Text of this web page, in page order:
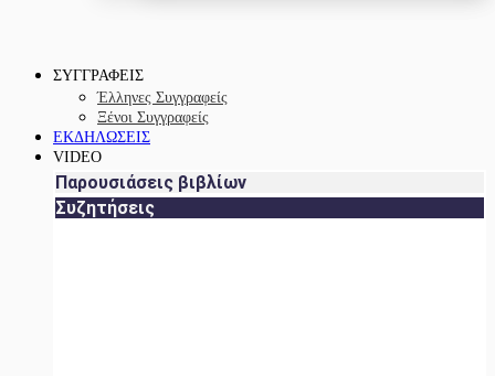
ΣΥΓΓΡΑΦΕΙΣ
Έλληνες Συγγραφείς
Ξένοι Συγγραφείς
ΕΚΔΗΛΩΣΕΙΣ
VIDEO
Παρουσιάσεις βιβλίων
Συζητήσεις